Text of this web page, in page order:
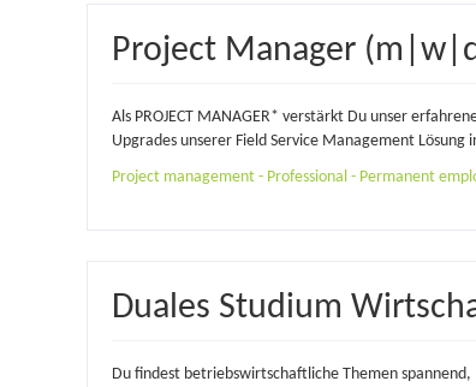
Project Manager
Als PROJECT MANAGER* verstärkt Du unser
Upgrades unserer Field Service Management Lösung
Project management - Professional - Permanent
Duales Studium
Du findest betriebswirtschaftliche Themen